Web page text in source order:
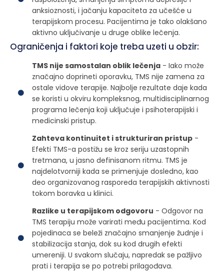
anksioznosti, i jačanju kapaciteta za učešće u
terapijskom procesu. Pacijentima je tako olakšano
aktivno uključivanje u druge oblike lečenja.
Ograničenja i faktori koje treba uzeti u obzir:
TMS nije samostalan oblik lečenja - Iako može
značajno doprineti oporavku, TMS nije zamena za
ostale vidove terapije. Najbolje rezultate daje kada
se koristi u okviru kompleksnog, multidisciplinarnog
programa lečenja koji uključuje i psihoterapijski i
medicinski pristup.
Zahteva kontinuitet i strukturiran pristup -
Efekti TMS-a postižu se kroz seriju uzastopnih
tretmana, u jasno definisanom ritmu. TMS je
najdelotvorniji kada se primenjuje dosledno, kao
deo organizovanog rasporeda terapijskih aktivnosti
tokom boravka u klinici.
Razlike u terapijskom odgovoru - Odgovor na
TMS terapiju može varirati među pacijentima. Kod
pojedinaca se beleži značajno smanjenje žudnje i
stabilizacija stanja, dok su kod drugih efekti
umereniji. U svakom slučaju, napredak se pažljivo
prati i terapija se po potrebi prilagođava.